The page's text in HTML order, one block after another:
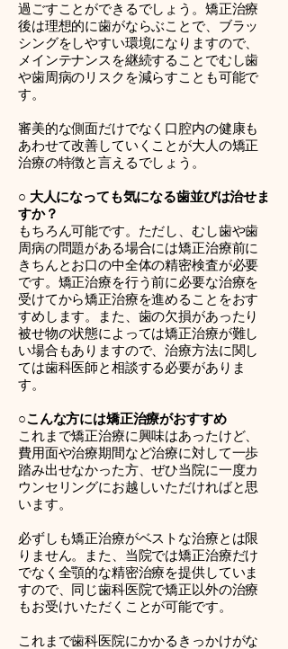
過ごすことができるでしょう。矯正治療
後は理想的に歯がならぶことで、ブラッ
シングをしやすい環境になりますので、
メインテナンスを継続することでむし歯
や歯周病のリスクを減らすことも可能で
す。
審美的な側面だけでなく口腔内の健康も
あわせて改善していくことが大人の矯正
治療の特徴と言えるでしょう。
○ 大人になっても気になる歯並びは治せま
すか？
もちろん可能です。ただし、むし歯や歯
周病の問題がある場合には矯正治療前に
きちんとお口の中全体の精密検査が必要
です。矯正治療を行う前に必要な治療を
受けてから矯正治療を進めることをおす
すめします。また、歯の欠損があったり
被せ物の状態によっては矯正治療が難し
い場合もありますので、治療方法に関し
ては歯科医師と相談する必要がありま
す。
○こんな方には矯正治療がおすすめ
これまで矯正治療に興味はあったけど、
費用面や治療期間など治療に対して一歩
踏み出せなかった方、ぜひ当院に一度カ
ウンセリングにお越しいただければと思
います。
必ずしも矯正治療がベストな治療とは限
りません。また、当院では矯正治療だけ
でなく全顎的な精密治療を提供していま
すので、同じ歯科医院で矯正以外の治療
もお受けいただくことが可能です。
これまで歯科医院にかかるきっかけがな